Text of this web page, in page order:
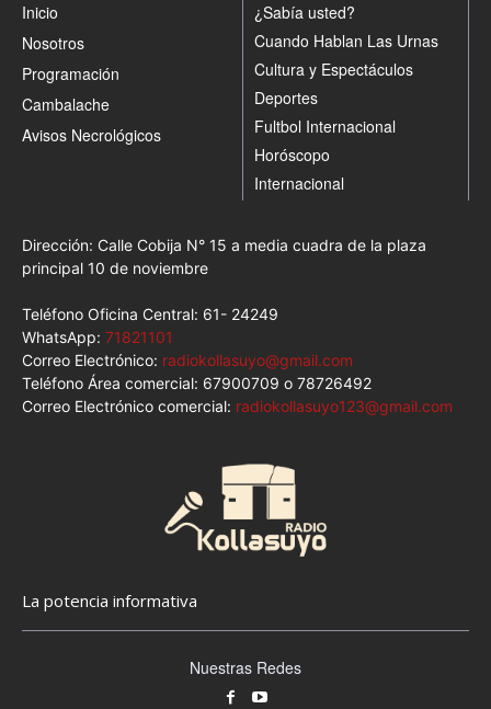
Inicio
Nosotros
Programación
Cambalache
Avisos Necrológicos
¿Sabía usted?
Cuando Hablan Las Urnas
Cultura y Espectáculos
Deportes
Fultbol Internacional
Horóscopo
Internacional
Dirección: Calle Cobija N° 15 a media cuadra de la plaza
principal 10 de noviembre
Teléfono Oficina Central: 61- 24249
WhatsApp: 71821101
Correo Electrónico: radiokollasuyo@gmail.com
Teléfono Área comercial: 67900709 o 78726492
Correo Electrónico comercial: radiokollasuyo123@gmail.com
La potencia informativa
Nuestras Redes